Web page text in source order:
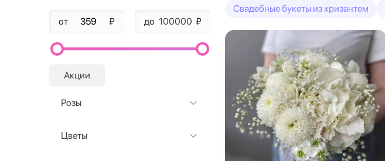
от ₽ до ₽
Акции
Розы
Цветы
Свадебные букеты из хризантем